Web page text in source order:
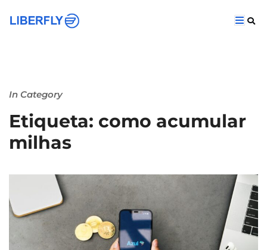
In Category
Etiqueta: como acumular
milhas